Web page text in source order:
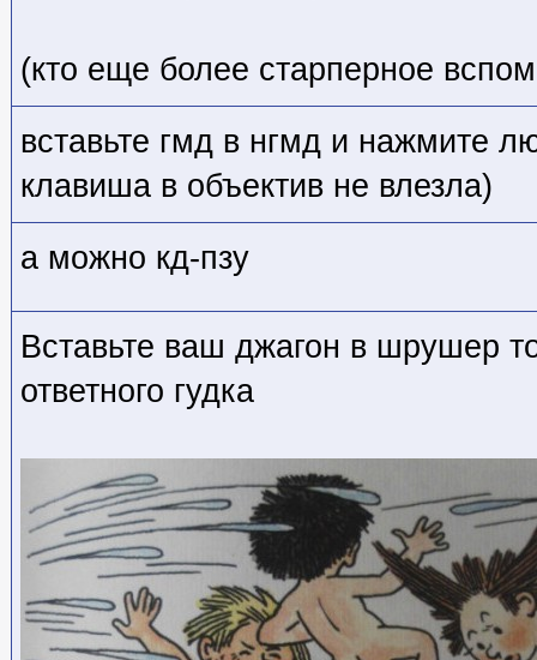
(кто еще более старперное
вставьте гмд в нгмд и нажмите
клавиша в объектив не влезла)
а можно кд-пзу
Вставьте ваш джагон в шрушер
ответного гудка